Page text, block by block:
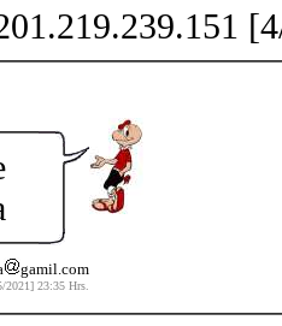
gamil.com
2021] 23:35 Hrs.